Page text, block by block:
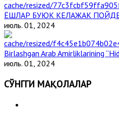
ЁШЛАР БУЮК КЕЛАЖАК
июль. 01, 2024
Birlashgan Arab Amirliklarining
июль. 01, 2024
СЎНГГИ МАҚОЛАЛАР